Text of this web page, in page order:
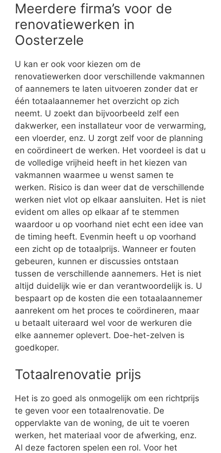
Meerdere firma’s voor de
renovatiewerken in
Oosterzele
U kan er ook voor kiezen om de
renovatiewerken door verschillende vakmannen
of aannemers te laten uitvoeren zonder dat er
één totaalaannemer het overzicht op zich
neemt. U zoekt dan bijvoorbeeld zelf een
dakwerker, een installateur voor de verwarming,
een vloerder, enz. U zorgt zelf voor de planning
en coördineert de werken. Het voordeel is dat u
de volledige vrijheid heeft in het kiezen van
vakmannen waarmee u wenst samen te
werken. Risico is dan weer dat de verschillende
werken niet vlot op elkaar aansluiten. Het is niet
evident om alles op elkaar af te stemmen
waardoor u op voorhand niet echt een idee van
de timing heeft. Evenmin heeft u op voorhand
een zicht op de totaalprijs. Wanneer er fouten
gebeuren, kunnen er discussies ontstaan
tussen de verschillende aannemers. Het is niet
altijd duidelijk wie er dan verantwoordelijk is. U
bespaart op de kosten die een totaalaannemer
aanrekent om het proces te coördineren, maar
u betaalt uiteraard wel voor de werkuren die
elke aannemer oplevert. Doe-het-zelven is
goedkoper.
Totaalrenovatie prijs
Het is zo goed als onmogelijk om een richtprijs
te geven voor een totaalrenovatie. De
oppervlakte van de woning, de uit te voeren
werken, het materiaal voor de afwerking, enz.
Al deze factoren spelen een rol. Voor het